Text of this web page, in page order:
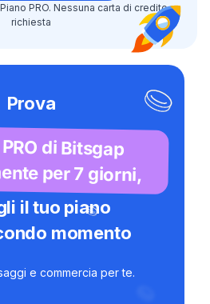
PRO. Nessuna carta di credito
richiesta
Prova
di Bitsgap
per 7 giorni,
il tuo piano
momento
e commercia per te.